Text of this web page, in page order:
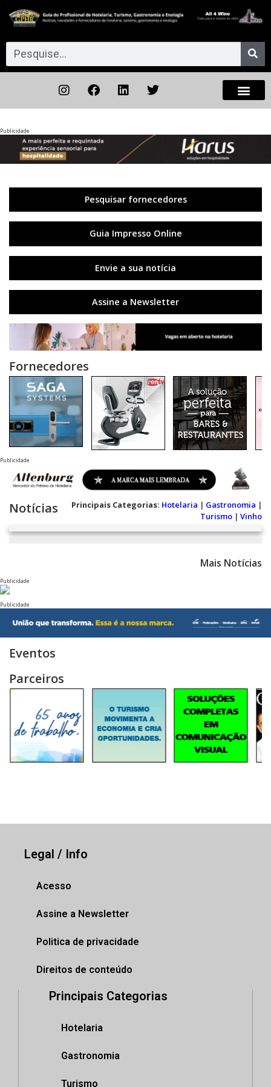
Publicidade
Pesquisar fornecedores
Guia Impresso Online
Envie a sua notícia
Assine a Newsletter
Fornecedores
Publicidade
Notícias Principais Categorias: Hotelaria | Gastronomia |
Turismo | Vinho
Mais Notícias
Publicidade
Publicidade
Eventos
Parceiros
Legal / Info
Acesso
Assine a Newsletter
Politica de privacidade
Direitos de conteúdo
Principais Categorias
Hotelaria
Gastronomia
Turismo